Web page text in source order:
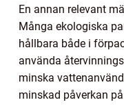
En annan relevant
Många ekologiska
hållbara både i
använda
minska
minskad påverkan